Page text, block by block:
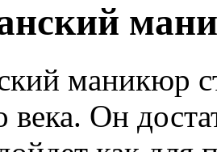
маникюр
века. Он